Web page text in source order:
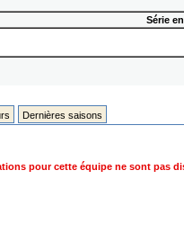
Série
Dernières saisons
pour cette équipe ne sont pas